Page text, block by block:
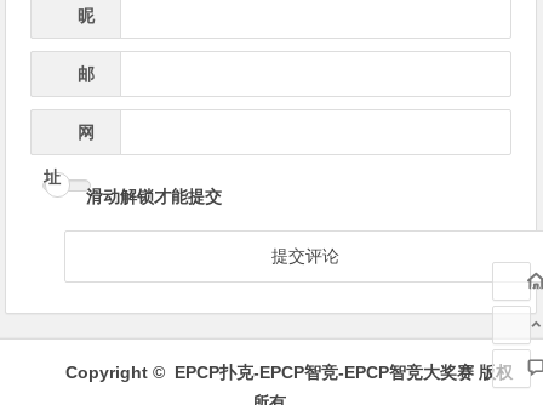
昵
邮
网
址
滑动解锁才能提交
Copyright © EPCP扑克-EPCP智竞-EPCP智竞大奖赛版权